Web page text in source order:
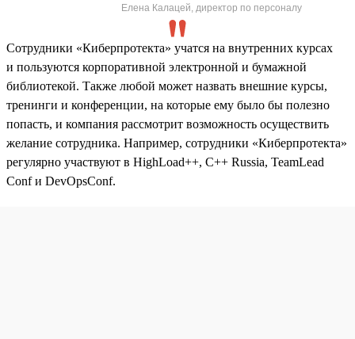
Елена Калацей, директор по персоналу
Сотрудники «Киберпротекта» учатся на внутренних курсах
и пользуются корпоративной электронной и бумажной
библиотекой. Также любой может назвать внешние курсы,
тренинги и конференции, на которые ему было бы полезно
попасть, и компания рассмотрит возможность осуществить
желание сотрудника. Например, сотрудники «Киберпротекта»
регулярно участвуют в HighLoad++, C++ Russia, TeamLead
Conf и DevOpsConf.